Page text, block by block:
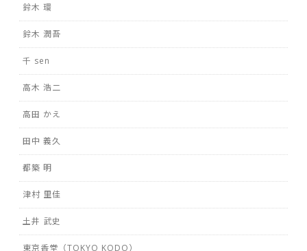
鈴木 環
鈴木 潤吾
千 sen
高木 浩二
高田 かえ
田中 義久
都築 明
津村 里佳
土井 武史
東京香堂（TOKYO KODO）